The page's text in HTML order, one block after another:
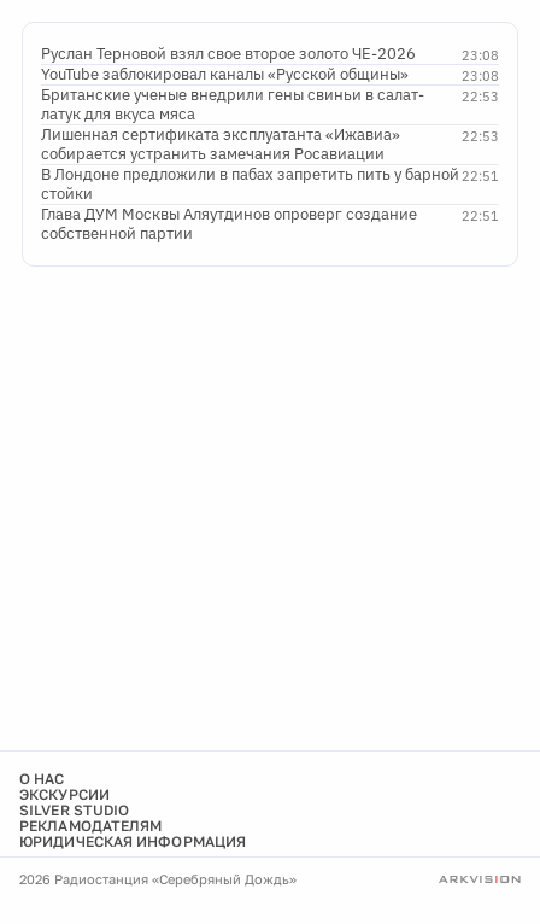
23:08
Руслан Терновой взял свое второе золото ЧЕ-2026
23:08
YouTube заблокировал каналы «Русской общины»
22:53
Британские ученые внедрили гены свиньи в салат-
латук для вкуса мяса
22:53
Лишенная сертификата эксплуатанта «Ижавиа»
собирается устранить замечания Росавиации
22:51
В Лондоне предложили в пабах запретить пить у барной
стойки
22:51
Глава ДУМ Москвы Аляутдинов опроверг создание
собственной партии
О НАС
ЭКСКУРСИИ
SILVER STUDIO
РЕКЛАМОДАТЕЛЯМ
ЮРИДИЧЕСКАЯ ИНФОРМАЦИЯ
2026 Радиостанция «Серебряный Дождь»